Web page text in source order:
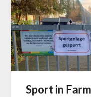
Sport in